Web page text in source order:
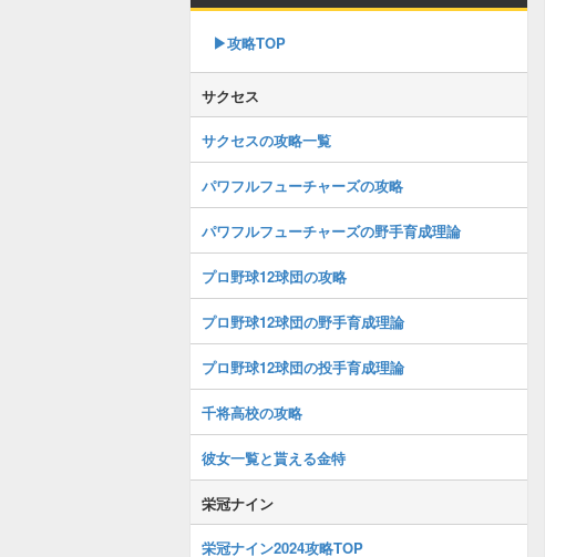
▶︎攻略TOP
サクセス
サクセスの攻略一覧
パワフルフューチャーズの攻略
パワフルフューチャーズの野手育成理論
プロ野球12球団の攻略
プロ野球12球団の野手育成理論
プロ野球12球団の投手育成理論
千将高校の攻略
彼女一覧と貰える金特
栄冠ナイン
栄冠ナイン2024攻略TOP